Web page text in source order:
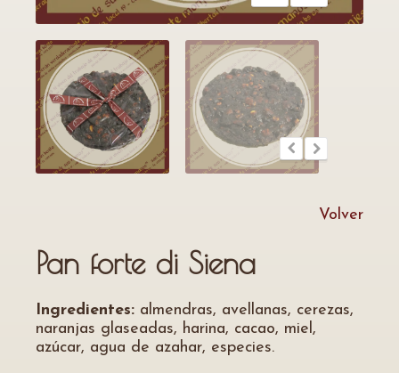
Volver
Pan forte di Siena
Ingredientes: almendras, avellanas, cerezas,
naranjas glaseadas, harina, cacao, miel,
azúcar, agua de azahar, especies.